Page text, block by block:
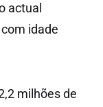
actual
idade
milhões de